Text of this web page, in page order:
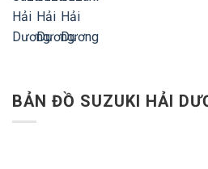
BẢN ĐỒ SUZUKI HẢI